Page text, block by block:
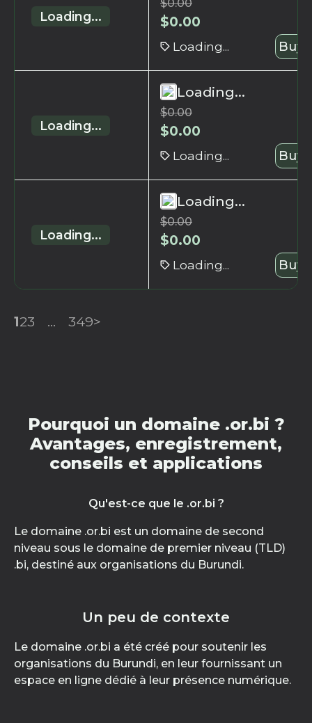
Loading...
$0.00
$0.00
Loading... Buy
Loading...
Loading...
$0.00
$0.00
Loading... Buy
Loading...
Loading...
$0.00
$0.00
Loading... Buy
123 ... 349>
Pourquoi un domaine .or.bi ?
Avantages, enregistrement,
conseils et applications
Qu'est-ce que le .or.bi ?
Le domaine .or.bi est un domaine de second
niveau sous le domaine de premier niveau (TLD)
.bi, destiné aux organisations du Burundi.
Un peu de contexte
Le domaine .or.bi a été créé pour soutenir les
organisations du Burundi, en leur fournissant un
espace en ligne dédié à leur présence numérique.